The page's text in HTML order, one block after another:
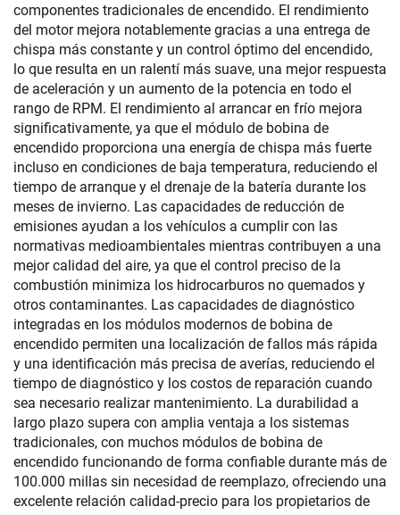
componentes tradicionales de encendido. El rendimiento
del motor mejora notablemente gracias a una entrega de
chispa más constante y un control óptimo del encendido,
lo que resulta en un ralentí más suave, una mejor respuesta
de aceleración y un aumento de la potencia en todo el
rango de RPM. El rendimiento al arrancar en frío mejora
significativamente, ya que el módulo de bobina de
encendido proporciona una energía de chispa más fuerte
incluso en condiciones de baja temperatura, reduciendo el
tiempo de arranque y el drenaje de la batería durante los
meses de invierno. Las capacidades de reducción de
emisiones ayudan a los vehículos a cumplir con las
normativas medioambientales mientras contribuyen a una
mejor calidad del aire, ya que el control preciso de la
combustión minimiza los hidrocarburos no quemados y
otros contaminantes. Las capacidades de diagnóstico
integradas en los módulos modernos de bobina de
encendido permiten una localización de fallos más rápida
y una identificación más precisa de averías, reduciendo el
tiempo de diagnóstico y los costos de reparación cuando
sea necesario realizar mantenimiento. La durabilidad a
largo plazo supera con amplia ventaja a los sistemas
tradicionales, con muchos módulos de bobina de
encendido funcionando de forma confiable durante más de
100.000 millas sin necesidad de reemplazo, ofreciendo una
excelente relación calidad-precio para los propietarios de